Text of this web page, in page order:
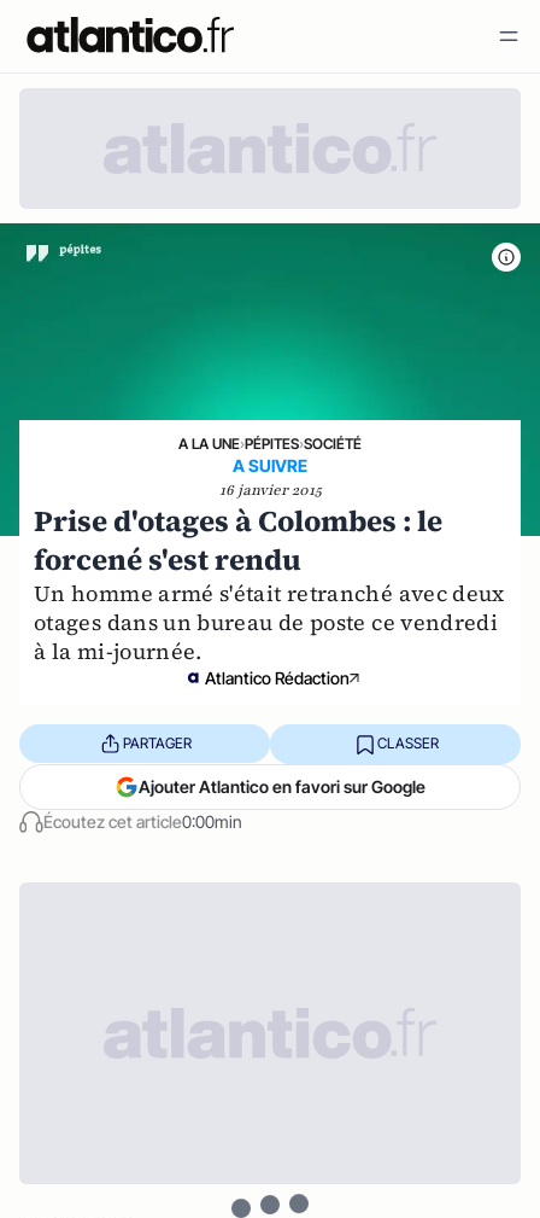
A LA UNE›PÉPITES›SOCIÉTÉ
A SUIVRE
16 janvier 2015
Prise d'otages à Colombes : le
forcené s'est rendu
Un homme armé s'était retranché avec deux
otages dans un bureau de poste ce vendredi
à la mi-journée.
Atlantico Rédaction
Écoutez cet article0:00min
PARTAGER CLASSER
Ajouter Atlantico en favori sur Google